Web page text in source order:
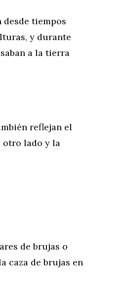
tiempos
y durante
a la tierra
reflejan el
otro lado y la
de brujas o
caza de brujas en